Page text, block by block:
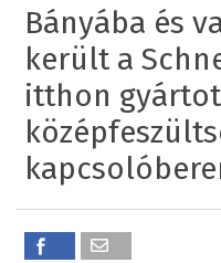
Bányába és
került a
itthon